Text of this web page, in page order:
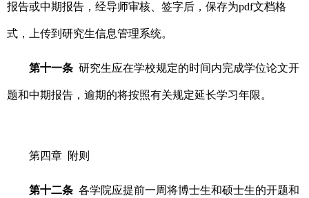
报告或中期报告，经导师审核、签字后，保存为pdf文档格
式，上传到研究生信息管理系统。
第十一条 研究生应在学校规定的时间内完成学位论文开
题和中期报告，逾期的将按照有关规定延长学习年限。
第四章 附则
第十二条 各学院应提前一周将博士生和硕士生的开题和